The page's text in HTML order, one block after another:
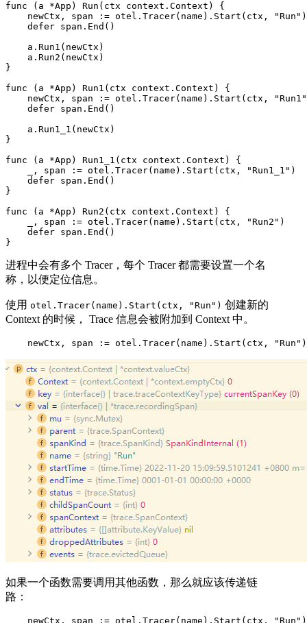
func (a *App) Run(ctx context.Context) {
    newCtx, span := otel.Tracer(name).Start(ctx, "Run")
    defer span.End()
    a.Run1(newCtx)
    a.Run2(newCtx)
}
func (a *App) Run1(ctx context.Context) {
newCtx, span := otel.Tracer(name).Start(ctx,
    defer span.End()
    a.Run1_1(newCtx)
}
func (a *App) Run1_1(ctx context.Context) {
    _, span := otel.Tracer(name).Start(ctx, "Run1_1")
    defer span.End()
}
func (a *App) Run2(ctx context.Context) {
    _, span := otel.Tracer(name).Start(ctx, "Run2")
    defer span.End()
进程中会有多个 Tracer，每个 Tracer 都需要设置一个名
称，以便定位信息。
使用 otel.Tracer(name).Start(ctx, "Run") 创建新的
Context 的时候， Trace 信息会被附加到 Context 中。
    newCtx, span := otel.Tracer(name).Start(ctx, "Run")
如果一个函数需要调用其他函数，那么就应该传递链
路：
    newCtx, span := otel.Tracer(name).Start(ctx, "Run")